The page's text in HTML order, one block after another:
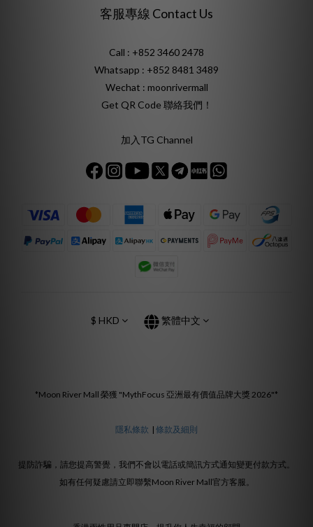
客服專線 Contact Us
Call : +852 3460 2478
Whatsapp : +852 8481 3489
Wechat : moonrivermall
Get QR Code 聯絡我們！
加入TG Channel
$ HKD 繁體中文
*Moon River Mall 榮獲 "MythFocus 亞洲最有價值品牌大獎 2026"*
隱私條款 | 條款及細則
提防詐騙，請您提高警覺，我們不會以電話或簡訊方式通知變更付款方式。
如有任何疑慮請立即聯繫Moon River Mall官方客服。